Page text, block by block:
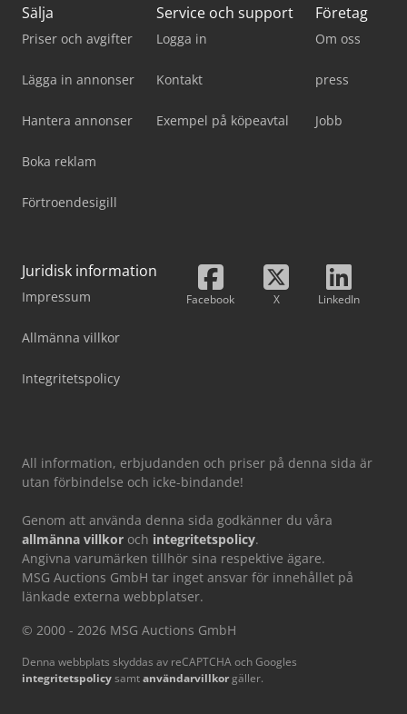
Sälja
Priser och avgifter
Lägga in annonser
Hantera annonser
Boka reklam
Förtroendesigill
Service och support
Logga in
Kontakt
Exempel på köpeavtal
Företag
Om oss
press
Jobb
Juridisk information
Impressum
Allmänna villkor
Integritetspolicy
Facebook X LinkedIn
All information, erbjudanden och priser på denna sida är
utan förbindelse och icke-bindande!
Genom att använda denna sida godkänner du våra
allmänna villkor och integritetspolicy.
Angivna varumärken tillhör sina respektive ägare.
MSG Auctions GmbH tar inget ansvar för innehållet på
länkade externa webbplatser.
© 2000 - 2026 MSG Auctions GmbH
Denna webbplats skyddas av reCAPTCHA och Googles
integritetspolicysamtanvändarvillkor gäller.